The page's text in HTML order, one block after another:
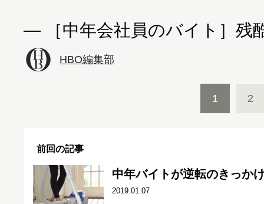
― ［中年会社員のバイト］残
HBO編集部
1 2
前回の記事
中年バイトが逆転のきっか
2019.01.07